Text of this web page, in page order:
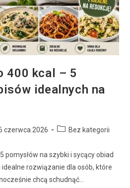
400 kcal – 5
idealnych na
czerwca 2026 Bez kategorii
pomysłów na szybki i sycący obiad
idealne rozwiązanie dla osób, które
chcą schudnąć…